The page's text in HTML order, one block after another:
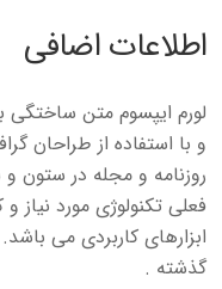
اطلاعات اضافی
لورم ایپسوم متن ساختگی
و با استفاده از طراحان
روزنامه و مجله در ستون
فعلی تکنولوژی مورد نیاز
ابزارهای کاربردی می
گذشته .